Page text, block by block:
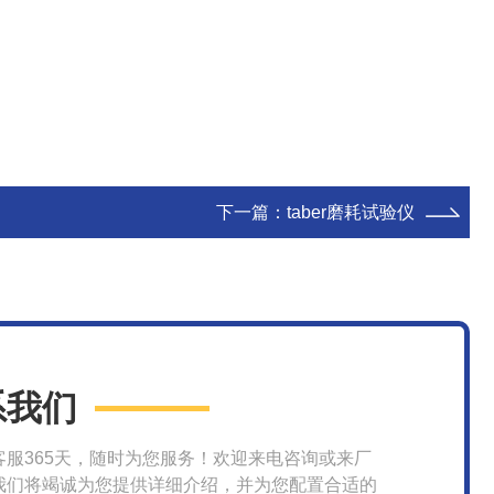
下一篇： taber磨耗试验仪
们
服365天，随时为您服务！欢迎来电咨询或来厂
们将竭诚为您提供详细介绍，并为您配置合适的